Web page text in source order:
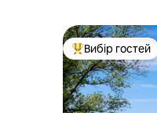
Топ вибір
Вибір гостей